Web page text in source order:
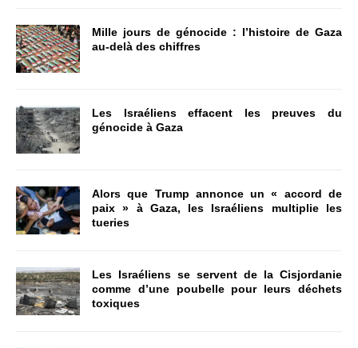
Mille jours de génocide : l’histoire de Gaza
au-delà des chiffres
Les Israéliens effacent les preuves du
génocide à Gaza
Alors que Trump annonce un « accord de
paix » à Gaza, les Israéliens multiplie les
tueries
Les Israéliens se servent de la Cisjordanie
comme d’une poubelle pour leurs déchets
toxiques